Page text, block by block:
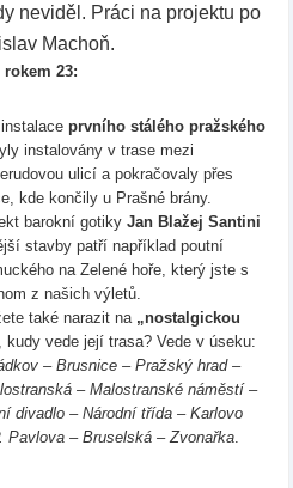
neviděl. Práci na projektu po
Machoň.
23:
prvního stálého pražského
instalovány v trase mezi
ulicí a pokračovaly přes
kde končily u Prašné brány.
barokní gotiky Jan Blažej Santini
stavby patří například poutní
na Zelené hoře, který jste s
z našich výletů.
také narazit na „nostalgickou
kudy vede její trasa? Vede v úseku:
– Brusnice – Pražský hrad –
– Malostranské náměstí –
divadlo – Národní třída – Karlovo
Pavlova – Bruselská – Zvonařka.